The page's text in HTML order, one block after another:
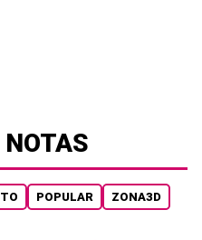
POPULAR ZONA3D